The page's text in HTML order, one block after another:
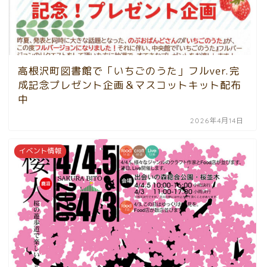
高根沢町図書館で「いちごのうた」フルver.完
成記念プレゼント企画＆マスコットキット配布
中
2026年4月14日
イベント情報